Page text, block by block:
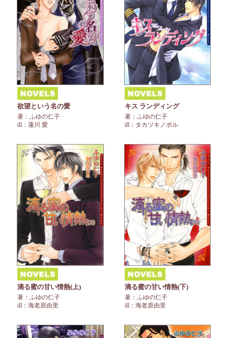
欲望という名の愛
著：ふゆの仁子
ill：蓮川 愛
キス ランディング
著：ふゆの仁子
ill：タカツキノボル
滴る蜜の甘い情熱(上)
著：ふゆの仁子
ill：海老原由里
滴る蜜の甘い情熱(下)
著：ふゆの仁子
ill：海老原由里